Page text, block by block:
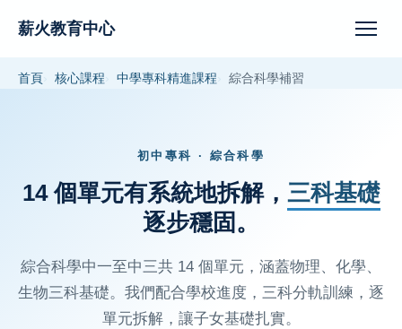
薪火教育中心
首頁 核心課程 中學專科精進課程 綜合科學補習
初中專科 · 綜合科學
14 個單元有系統地拆解， 三科基礎
逐步穩固。
綜合科學中一至中三共 14 個單元，涵蓋物理、化學、
生物三科基礎。我們配合學校進度，三科分軌訓練，逐
單元拆解，讓子女基礎扎實。